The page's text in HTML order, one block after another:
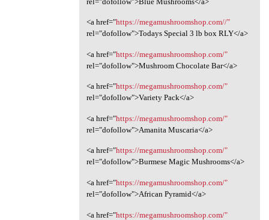
<a href="https://megamushroomshop.com//"
rel="dofollow">Todays Special 3 lb box RLY</a>
<a href="https://megamushroomshop.com/"
rel="dofollow">Mushroom Chocolate Bar</a>
<a href="https://megamushroomshop.com/"
rel="dofollow">Variety Pack</a>
<a href="https://megamushroomshop.com/"
rel="dofollow">Amanita Muscaria</a>
<a href="https://megamushroomshop.com/"
rel="dofollow">Burmese Magic Mushrooms</a>
<a href="https://megamushroomshop.com/"
rel="dofollow">African Pyramid</a>
<a href="https://megamushroomshop.com/"